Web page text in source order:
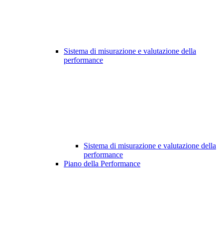
Sistema di misurazione e valutazione della
performance
Sistema di misurazione e valutazione della
performance
Piano della Performance